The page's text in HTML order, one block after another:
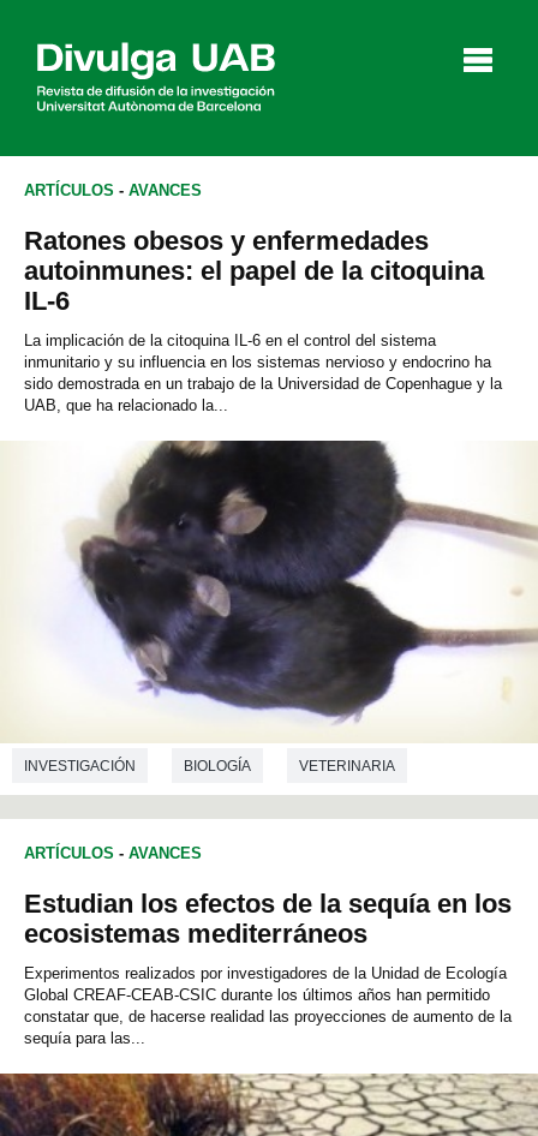
Entrevistas
Agenda
BUSCAR
ARTÍCULOS - AVANCES
Ratones obesos y enfermedades
autoinmunes: el papel de la citoquina
IL-6
La implicación de la citoquina IL-6 en el control del sistema
inmunitario y su influencia en los sistemas nervioso y endocrino ha
sido demostrada en un trabajo de la Universidad de Copenhague y la
UAB, que ha relacionado la...
INVESTIGACIÓN BIOLOGÍA VETERINARIA
BIOTECNOLOGÍA
ARTÍCULOS - AVANCES
Estudian los efectos de la sequía en los
ecosistemas mediterráneos
Experimentos realizados por investigadores de la Unidad de Ecología
Global CREAF-CEAB-CSIC durante los últimos años han permitido
constatar que, de hacerse realidad las proyecciones de aumento de la
sequía para las...